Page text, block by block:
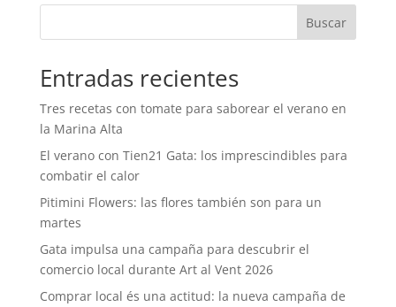
Buscar
Entradas recientes
Tres recetas con tomate para saborear el verano en
la Marina Alta
El verano con Tien21 Gata: los imprescindibles para
combatir el calor
Pitimini Flowers: las flores también son para un
martes
Gata impulsa una campaña para descubrir el
comercio local durante Art al Vent 2026
Comprar local és una actitud: la nueva campaña de